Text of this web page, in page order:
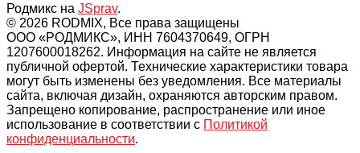
Родмикс на JSprav.
© 2026 RODMIX, Все права защищены
ООО «РОДМИКС», ИНН 7604370649, ОГРН
1207600018262. Информация на сайте не является
публичной офертой. Технические характеристики товара
могут быть изменены без уведомления. Все материалы
сайта, включая дизайн, охраняются авторским правом.
Запрещено копирование, распространение или иное
использование в соответствии с Политикой
конфиденциальности.